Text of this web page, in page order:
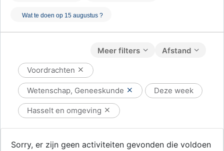
Wat te doen op 15 augustus ?
Afstand
Meer filters
Voordrachten
Wetenschap, Geneeskunde Deze week
Hasselt en omgeving
Sorry, er zijn geen activiteiten gevonden die voldoen